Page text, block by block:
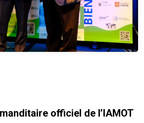
officiel de l’IAMOT